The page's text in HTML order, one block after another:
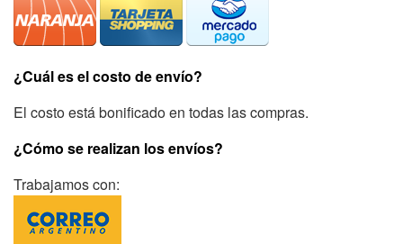
¿Cuál es el costo de envío?
El costo está bonificado en todas las compras.
¿Cómo se realizan los envíos?
Trabajamos con: